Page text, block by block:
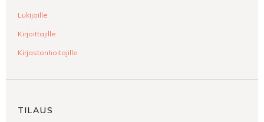
Lukijoille
Kirjoittajille
Kirjastonhoitajille
TILAUS